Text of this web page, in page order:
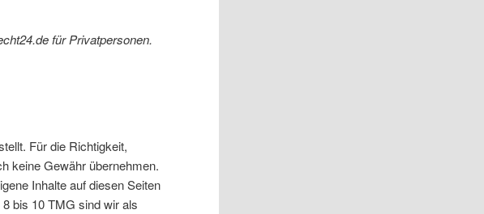
für Privatpersonen.
Für die Richtigkeit,
keine Gewähr übernehmen.
Inhalte auf diesen Seiten
bis 10 TMG sind wir als